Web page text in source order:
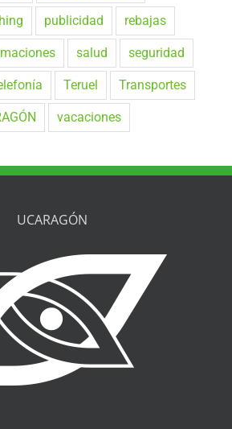
publicidad rebajas
salud seguridad
Teruel Transportes
vacaciones
UCARAGÓN